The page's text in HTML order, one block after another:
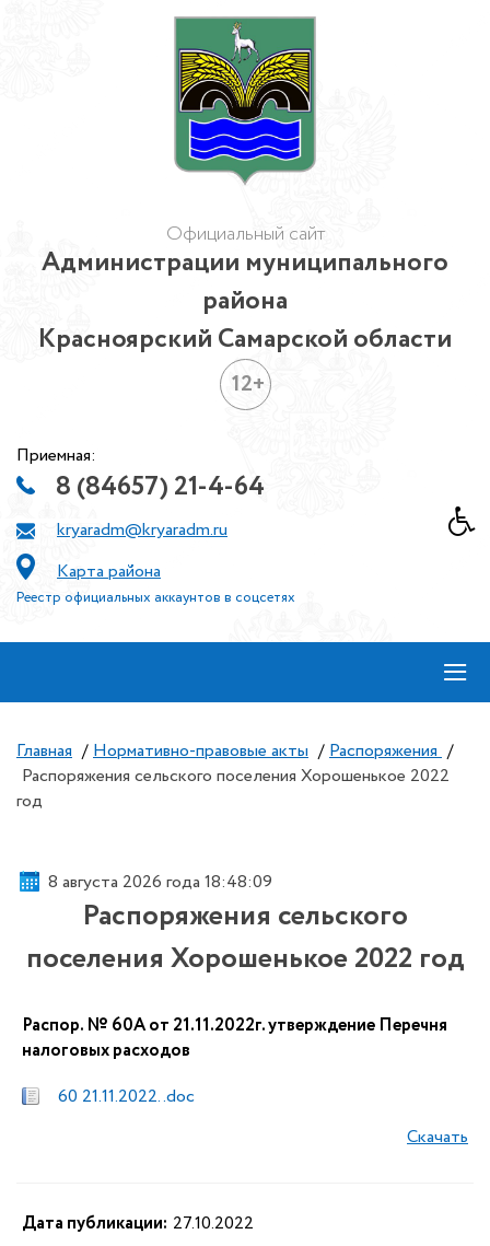
Официальный сайт
Администрации муниципального
района
Красноярский Самарской области
12+
Приемная:
8 (84657) 21-4-64
kryaradm@kryaradm.ru
Карта района
Реестр официальных аккаунтов в соцсетях
≡
Главная / Нормативно-правовые акты / Распоряжения /
Распоряжения сельского поселения Хорошенькое 2022
год
8 августа 2026 года 18:48:09
Распоряжения сельского
поселения Хорошенькое 2022 год
Распор. № 60А от 21.11.2022г. утверждение Перечня
налоговых расходов
60 21.11.2022. .doc
Скачать
Дата публикации: 27.10.2022